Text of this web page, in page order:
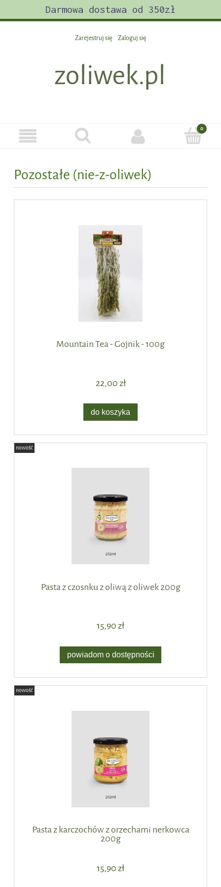
Darmowa dostawa od 350zł
Zarejestruj się Zaloguj się
Pozostałe (nie-z-oliwek)
Mountain Tea - Gojnik - 100g
22,00 zł
do koszyka
Pasta z czosnku z oliwą z oliwek 200g
15,90 zł
powiadom o dostępności
nowość
Pasta z karczochów z orzechami nerkowca
200g
15,90 zł
nowość